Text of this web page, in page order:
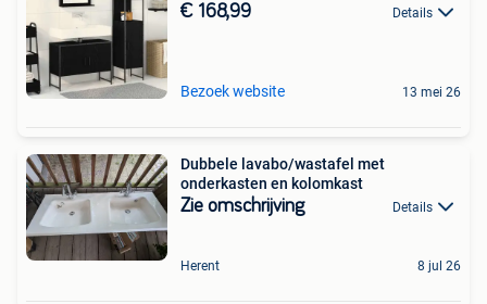
€ 168,99 Details
Bezoek website 13 mei 26
Dubbele lavabo/wastafel met
onderkasten en kolomkast
Zie omschrijving Details
Herent 8 jul 26